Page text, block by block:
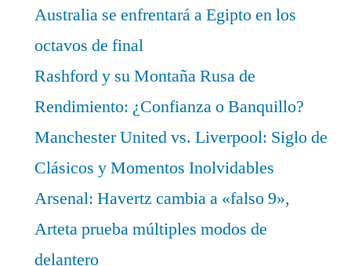
Australia se enfrentará a Egipto en los
octavos de final
Rashford y su Montaña Rusa de
Rendimiento: ¿Confianza o Banquillo?
Manchester United vs. Liverpool: Siglo de
Clásicos y Momentos Inolvidables
Arsenal: Havertz cambia a «falso 9»,
Arteta prueba múltiples modos de
delantero